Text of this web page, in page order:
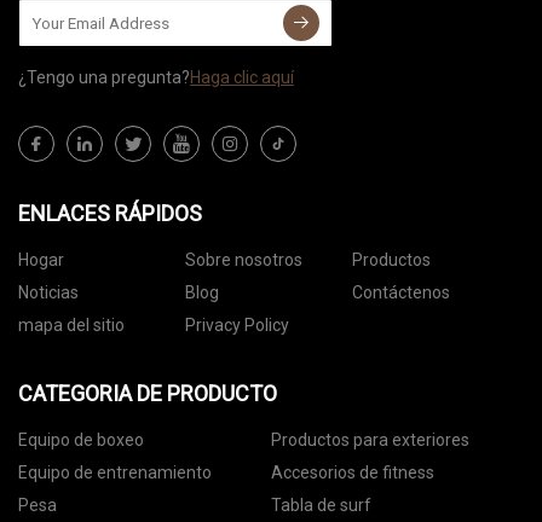
¿Tengo una pregunta?Haga clic aquí
ENLACES RÁPIDOS
Hogar Sobre nosotros
Productos
Noticias
Blog
Contáctenos
mapa del sitio
Privacy Policy
CATEGORIA DE PRODUCTO
Equipo de boxeo
Productos para exteriores
Equipo de entrenamiento
Accesorios de fitness
Pesa
Tabla de surf